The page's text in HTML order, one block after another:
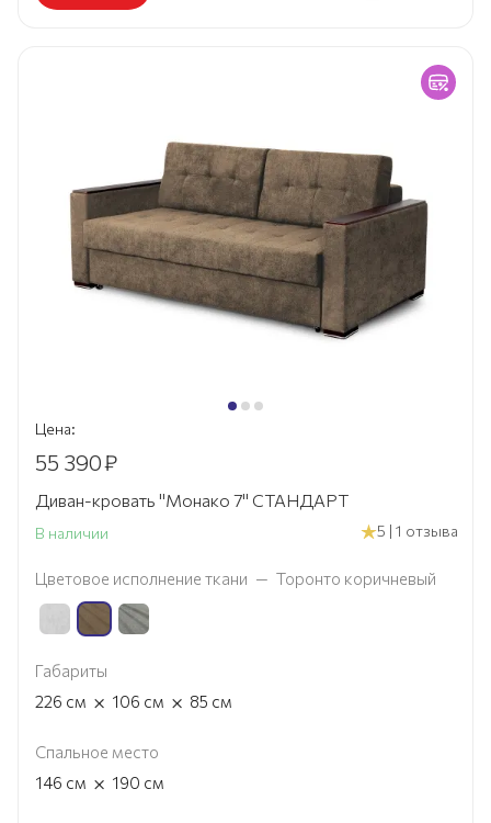
Цена:
55 390₽
Диван-кровать "Монако 7" СТАНДАРТ
В наличии 5 | 1 отзыва
Цветовое исполнение ткани — Торонто коричневый
Габариты
226 см × 106 см × 85 см
Спальное место
146 см × 190 см